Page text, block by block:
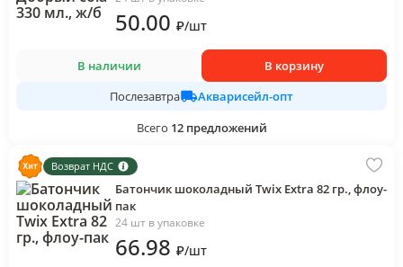
50.00 ₽/шт
В наличии
В корзину
Послезавтра
Акварисейл-опт
Всего 12 предложений
Возврат НДС
Батончик шоколадный Twix Extra 82 гр., флоу-
пак
24 шт в упаковке
66.98 ₽/шт